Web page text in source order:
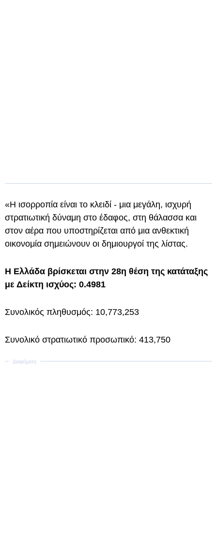
«Η ισορροπία είναι το κλειδί - μια μεγάλη, ισχυρή
στρατιωτική δύναμη στο έδαφος, στη θάλασσα και
στον αέρα που υποστηρίζεται από μια ανθεκτική
οικονομία σημειώνουν οι δημιουργοί της λίστας.
Η Ελλάδα βρίσκεται στην 28η θέση της κατάταξης
με Δείκτη ισχύος: 0.4981
Συνολικός πληθυσμός: 10,773,253
Συνολικό στρατιωτικό προσωπικό: 413,750